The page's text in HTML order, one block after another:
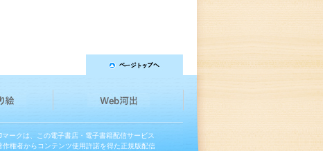
マークは、この電子書店・電子書籍配信サービス
作権者からコンテンツ使用許諾を得た正規版配信